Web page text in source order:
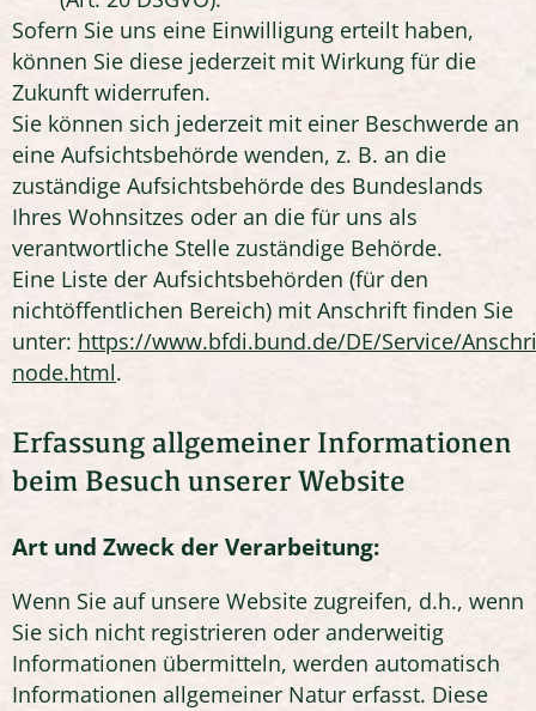
Sofern Sie uns eine Einwilligung erteilt haben,
können Sie diese jederzeit mit Wirkung für die
Zukunft widerrufen.
Sie können sich jederzeit mit einer Beschwerde an
eine Aufsichtsbehörde wenden, z. B. an die
zuständige Aufsichtsbehörde des Bundeslands
Ihres Wohnsitzes oder an die für uns als
verantwortliche Stelle zuständige Behörde.
Eine Liste der Aufsichtsbehörden (für den
nichtöffentlichen Bereich) mit Anschrift finden Sie
unter: https://www.bfdi.bund.de/DE/Service/
node.html.
Erfassung allgemeiner Informationen
beim Besuch unserer Website
Art und Zweck der Verarbeitung:
Wenn Sie auf unsere Website zugreifen, d.h., wenn
Sie sich nicht registrieren oder anderweitig
Informationen übermitteln, werden automatisch
Informationen allgemeiner Natur erfasst. Diese